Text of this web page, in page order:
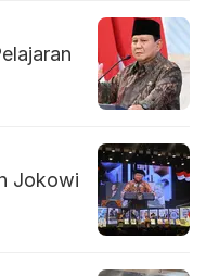
Jokowi